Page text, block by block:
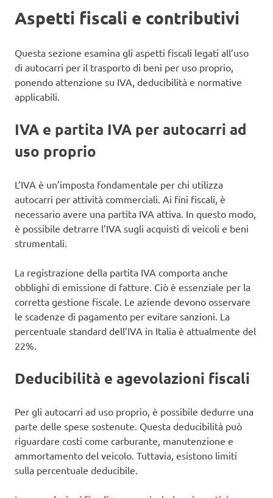
Aspetti fiscali e contributivi
Questa sezione esamina gli aspetti fiscali legati all’uso
di autocarri per il trasporto di beni per uso proprio,
ponendo attenzione su IVA, deducibilità e normative
applicabili.
IVA e partita IVA per autocarri ad
uso proprio
L’IVA è un’imposta fondamentale per chi utilizza
autocarri per attività commerciali. Ai fini fiscali, è
necessario avere una partita IVA attiva. In questo modo,
è possibile detrarre l’IVA sugli acquisti di veicoli e beni
strumentali.
La registrazione della partita IVA comporta anche
obblighi di emissione di fatture. Ciò è essenziale per la
corretta gestione fiscale. Le aziende devono osservare
le scadenze di pagamento per evitare sanzioni. La
percentuale standard dell’IVA in Italia è attualmente del
22%.
Deducibilità e agevolazioni fiscali
Per gli autocarri ad uso proprio, è possibile dedurre una
parte delle spese sostenute. Questa deducibilità può
riguardare costi come carburante, manutenzione e
ammortamento del veicolo. Tuttavia, esistono limiti
sulla percentuale deducibile.